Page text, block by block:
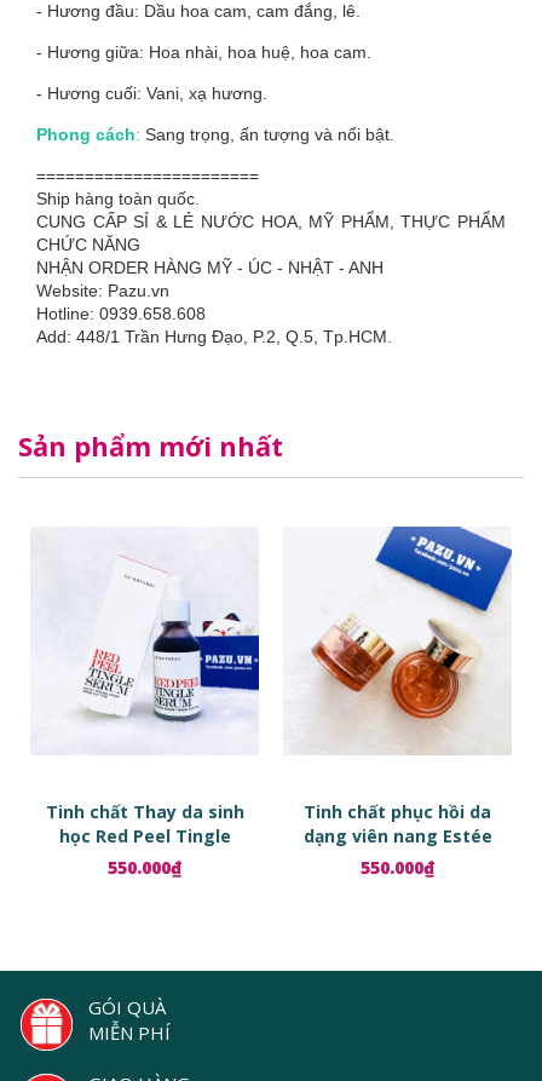
- Hương đầu: Dầu hoa cam, cam đắng, lê.
- Hương giữa: Hoa nhài, hoa huệ, hoa cam.
- Hương cuối: Vani, xạ hương.
Phong cách: Sang trọng, ấn tượng và nổi bật.
=======================
Ship hàng toàn quốc.
CUNG CẤP SỈ & LẺ NƯỚC HOA, MỸ PHẨM, THỰC PHẨM
CHỨC NĂNG
NHẬN ORDER HÀNG MỸ - ÚC - NHẬT - ANH
Website: Pazu.vn
Hotline: 0939.658.608
Add: 448/1 Trần Hưng Đạo, P.2, Q.5, Tp.HCM.
Sản phẩm mới nhất
Tinh chất Thay da sinh
học Red Peel Tingle
Serum
550.000₫
Tinh chất phục hồi da
dạng viên nang Estée
Lauder Advanced Night
Repair Ampoules
550.000₫
GÓI QUÀ
MIỄN PHÍ